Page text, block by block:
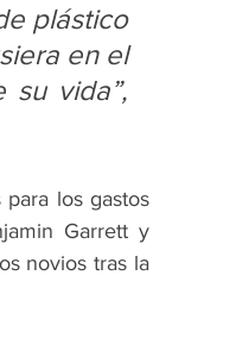
plástico
en el
vida”,
los gastos
Garrett y
novios tras la